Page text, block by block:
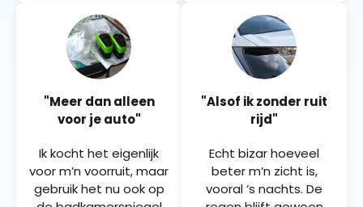
"Meer dan alleen
voor je auto"
Ik kocht het eigenlijk
voor m’n voorruit, maar
gebruik het nu ook op
"Alsof ik zonder ruit
rijd"
Echt bizar hoeveel
beter m’n zicht is,
vooral ‘s nachts. De